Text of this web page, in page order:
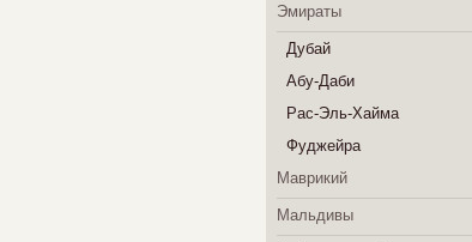
Эмираты
Дубай
Абу-Даби
Рас-Эль-Хайма
Фуджейра
Маврикий
Мальдивы